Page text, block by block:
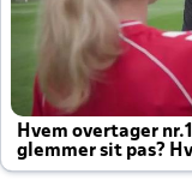
Hvem overtager
glemmer sit pas?
altid til efter